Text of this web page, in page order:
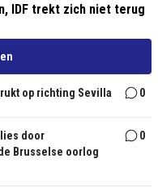
IDF trekt zich niet terug
op richting Sevilla 0
door
Brusselse oorlog
0